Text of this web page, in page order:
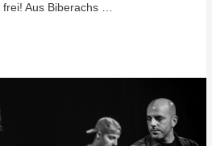
Aus Biberachs …